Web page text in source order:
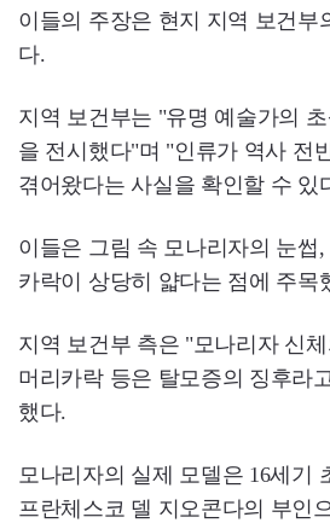
이들의 주장은 현지 지역 보건부
다.
지역 보건부는 "유명 예술가의
을 전시했다"며 "인류가 역사 전
겪어왔다는 사실을 확인할 수 있
이들은 그림 속 모나리자의 눈썹,
카락이 상당히 얇다는 점에 주목
지역 보건부 측은 "모나리자 신
머리카락 등은 탈모증의 징후라
했다.
모나리자의 실제 모델은 16세기
프란체스코 델 지오콘다의 부인